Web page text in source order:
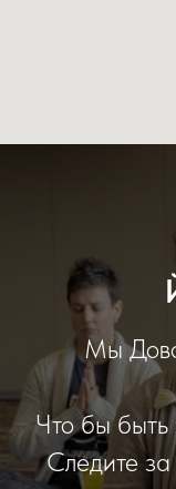
Мы
Что бы быть
Следите